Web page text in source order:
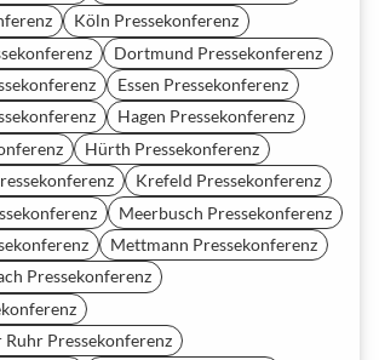
Köln Pressekonferenz
Dortmund Pressekonferenz
Essen Pressekonferenz
Hagen Pressekonferenz
Hürth Pressekonferenz
Krefeld Pressekonferenz
Meerbusch Pressekonferenz
Mettmann Pressekonferenz
Pressekonferenz
Pressekonferenz